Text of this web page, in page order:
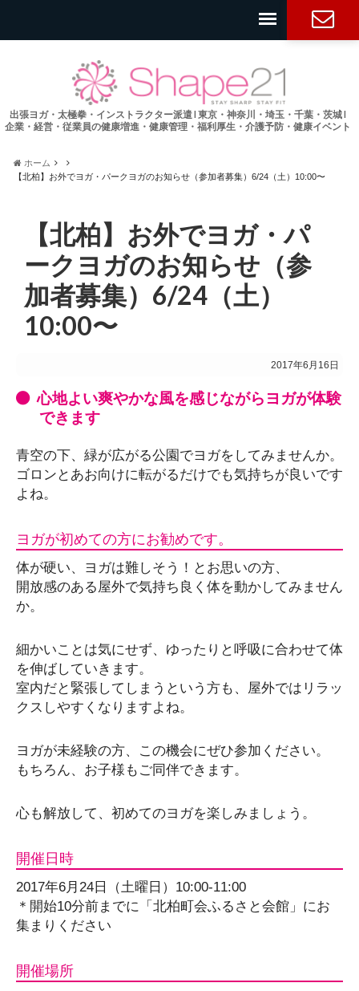
出張ヨガ・太極拳・インストラクター派遣 l 東京・神奈川・埼玉・千葉・茨城 l
企業・経営・従業員の健康増進・健康管理・福利厚生・介護予防・健康イベント
ホーム
【北柏】お外でヨガ・パークヨガのお知らせ（参加者募集）6/24（土）10:00〜
【北柏】お外でヨガ・パ
ークヨガのお知らせ（参
加者募集）6/24（土）
10:00〜
2017年6月16日
心地よい爽やかな風を感じながらヨガが体験
できます
青空の下、緑が広がる公園でヨガをしてみませんか。
ゴロンとあお向けに転がるだけでも気持ちが良いです
よね。
ヨガが初めての方にお勧めです。
体が硬い、ヨガは難しそう！とお思いの方、
開放感のある屋外で気持ち良く体を動かしてみません
か。
細かいことは気にせず、ゆったりと呼吸に合わせて体
を伸ばしていきます。
室内だと緊張してしまうという方も、屋外ではリラッ
クスしやすくなりますよね。
ヨガが未経験の方、この機会にぜひ参加ください。
もちろん、お子様もご同伴できます。
心も解放して、初めてのヨガを楽しみましょう。
開催日時
2017年6月24日（土曜日）10:00-11:00
＊開始10分前までに「北柏町会ふるさと会館」にお
集まりください
開催場所